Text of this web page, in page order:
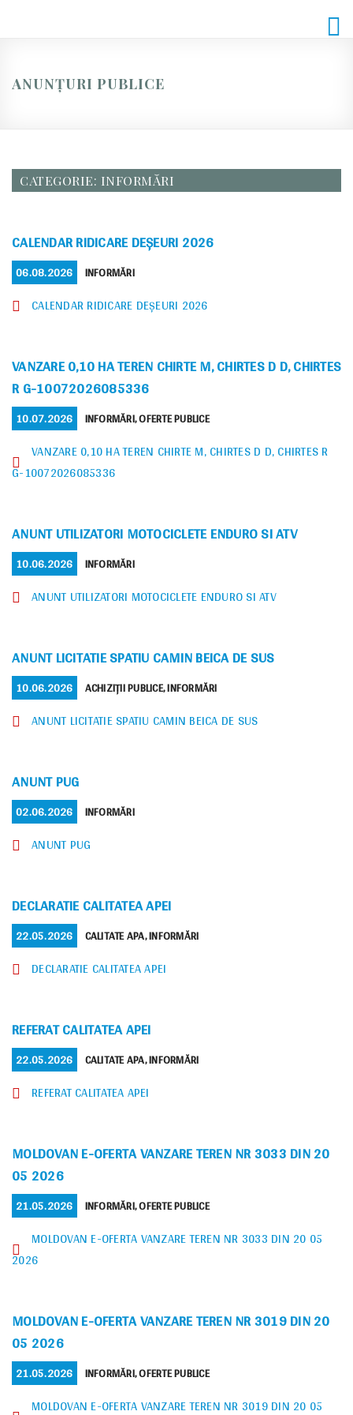
ANUNȚURI PUBLICE
CATEGORIE: INFORMĂRI
CALENDAR RIDICARE DEȘEURI 2026
POSTED
ON
06.08.2026 CATEGORIES
INFORMĂRI
CALENDAR RIDICARE DEȘEURI 2026
VANZARE 0,10 HA TEREN CHIRTE M, CHIRTES D D, CHIRTES
R G-10072026085336
POSTED
ON
10.07.2026 CATEGORIES
INFORMĂRI,OFERTE PUBLICE
VANZARE 0,10 HA TEREN CHIRTE M, CHIRTES D D, CHIRTES R
G-10072026085336
ANUNT UTILIZATORI MOTOCICLETE ENDURO SI ATV
POSTED
ON
10.06.2026 CATEGORIES
INFORMĂRI
ANUNT UTILIZATORI MOTOCICLETE ENDURO SI ATV
ANUNT LICITATIE SPATIU CAMIN BEICA DE SUS
POSTED
ON
10.06.2026 CATEGORIES
ACHIZIȚII PUBLICE,INFORMĂRI
ANUNT LICITATIE SPATIU CAMIN BEICA DE SUS
ANUNT PUG
POSTED
ON
02.06.2026 CATEGORIES
INFORMĂRI
ANUNT PUG
DECLARATIE CALITATEA APEI
POSTED
ON
22.05.2026 CATEGORIES
CALITATE APA,INFORMĂRI
DECLARATIE CALITATEA APEI
REFERAT CALITATEA APEI
POSTED
ON
22.05.2026 CATEGORIES
CALITATE APA,INFORMĂRI
REFERAT CALITATEA APEI
MOLDOVAN E-OFERTA VANZARE TEREN NR 3033 DIN 20
05 2026
POSTED
ON
21.05.2026 CATEGORIES
INFORMĂRI,OFERTE PUBLICE
MOLDOVAN E-OFERTA VANZARE TEREN NR 3033 DIN 20 05
2026
MOLDOVAN E-OFERTA VANZARE TEREN NR 3019 DIN 20
05 2026
POSTED
ON
21.05.2026 CATEGORIES
INFORMĂRI,OFERTE PUBLICE
MOLDOVAN E-OFERTA VANZARE TEREN NR 3019 DIN 20 05